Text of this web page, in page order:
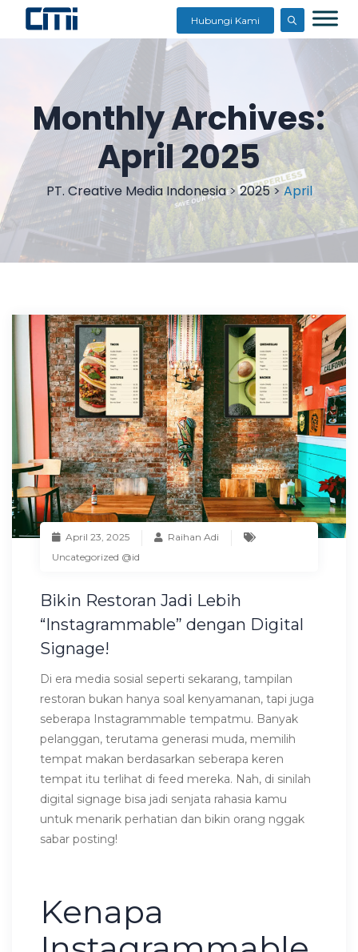
Hubungi Kami
Monthly Archives:
April 2025
PT. Creative Media Indonesia>2025> April
April 23, 2025
Raihan Adi
Uncategorized @id
Bikin Restoran Jadi Lebih
“Instagrammable” dengan Digital
Signage!
Di era media sosial seperti sekarang, tampilan
restoran bukan hanya soal kenyamanan, tapi juga
seberapa Instagrammable tempatmu. Banyak
pelanggan, terutama generasi muda, memilih
tempat makan berdasarkan seberapa keren
tempat itu terlihat di feed mereka. Nah, di sinilah
digital signage bisa jadi senjata rahasia kamu
untuk menarik perhatian dan bikin orang nggak
sabar posting!
Kenapa